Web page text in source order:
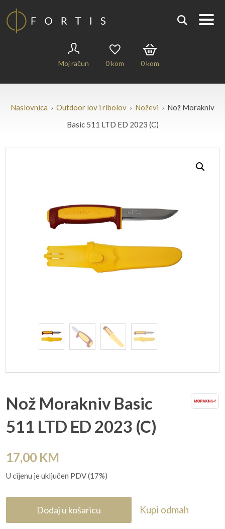
Moj račun 0kom 0kom
Naslovnica › Outdoor lov i ribolov › Noževi › Nož Morakniv
Basic 511 LTD ED 2023 (C)
Nož Morakniv Basic
511 LTD ED 2023 (C)
17,00 KM
U cijenu je uključen PDV (17%)
Dodaj u košaricu Kupi odmah